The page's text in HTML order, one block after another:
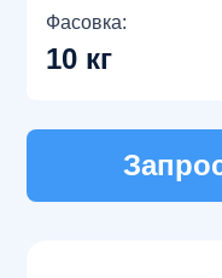
Фасовка:
10 кг